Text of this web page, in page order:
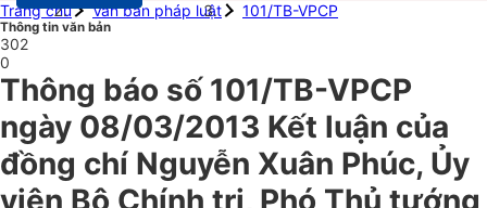
Trang chủ
Văn bản pháp luật 101/TB-VPCP
Thông tin văn bản
302
0
Thông báo số 101/TB-VPCP
ngày 08/03/2013 Kết luận của
đồng chí Nguyễn Xuân Phúc, Ủy
viên Bộ Chính trị, Phó Thủ tướng